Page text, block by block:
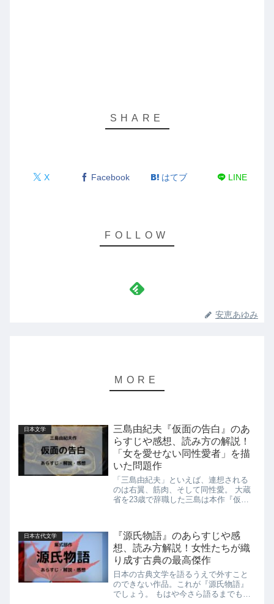
X Facebook はてブ LINE
安恵あゆみ
日本文学
三島由紀夫『仮面の告白』のあ
らすじや感想、読み方の解説！
「女を愛せない同性愛者」を描
いた問題作
「三島由紀夫」といえば、連想される
のは右翼、筋肉、そして同性愛。 大蔵
省を23歳で辞職した三島は本作『仮面
た作品のテーマが同性愛とは、これだ
けで十分センセーショナル。 し...
日本古代文学
『源氏物語』のあらすじや感
想、読み方解説！女性たちが織
り成す古典の最高傑作
日本の古典文学を語るうえで外すこと
のできない作品。これが『源氏物語』
でしょう。 もはや今さら語るまでもな